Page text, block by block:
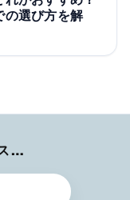
の選び方を解
【看護師愛用率No1】ナースリーで人気の商品はコレ